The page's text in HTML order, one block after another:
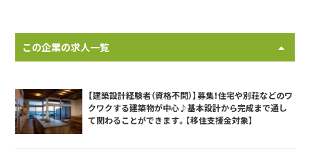
この企業の求人一覧
【建築設計経験者（資格不問）】募集！住宅や別荘などのワ
クワクする建築物が中心♪基本設計から完成まで通し
て関わることができます。【移住支援金対象】